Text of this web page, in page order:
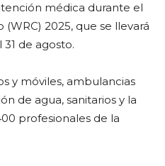
médica durante el
2025, que se llevará
de agosto.
y móviles, ambulancias
de agua, sanitarios y la
profesionales de la